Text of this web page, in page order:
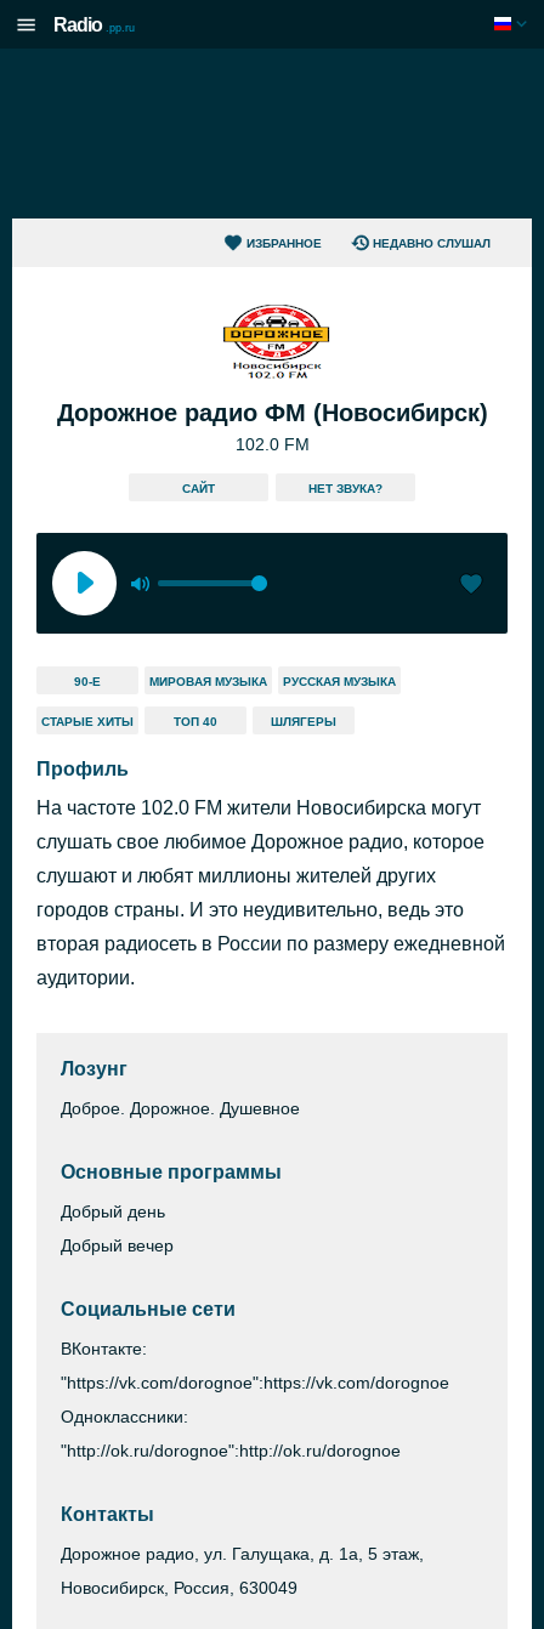
Radio .pp.ru
ИЗБРАННОЕ НЕДАВНО СЛУШАЛ
Дорожное радио ФМ (Новосибирск)
102.0 FM
САЙТ HЕТ ЗВУКА?
90-Е МИРОВАЯ МУЗЫКА РУССКАЯ МУЗЫКА
СТАРЫЕ ХИТЫ ТОП 40 ШЛЯГЕРЫ
Профиль
На частоте 102.0 FM жители Новосибирска могут
слушать свое любимое Дорожное радио, которое
слушают и любят миллионы жителей других
городов страны. И это неудивительно, ведь это
вторая радиосеть в России по размеру ежедневной
аудитории.
Лозунг
Доброе. Дорожное. Душевное
Основные программы
Добрый день
Добрый вечер
Социальные сети
ВКонтакте:
"https://vk.com/dorognoe":https://vk.com/dorognoe
Одноклассники:
"http://ok.ru/dorognoe":http://ok.ru/dorognoe
Контакты
Дорожное радио, ул. Галущака, д. 1а, 5 этаж,
Новосибирск, Россия, 630049